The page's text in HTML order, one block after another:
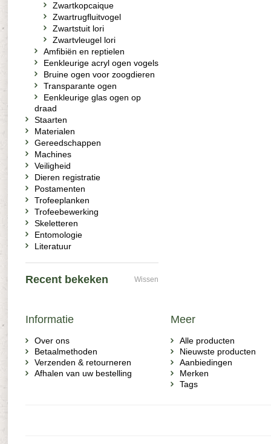
Zwartkopcaique
Zwartrugfluitvogel
Zwartstuit lori
Zwartvleugel lori
Amfibiën en reptielen
Eenkleurige acryl ogen vogels
Bruine ogen voor zoogdieren
Transparante ogen
Eenkleurige glas ogen op
draad
Staarten
Materialen
Gereedschappen
Machines
Veiligheid
Dieren registratie
Postamenten
Trofeeplanken
Trofeebewerking
Skeletteren
Entomologie
Literatuur
Recent bekeken Wissen
Informatie
Over ons
Betaalmethoden
Verzenden & retourneren
Afhalen van uw bestelling
Meer
Alle producten
Nieuwste producten
Aanbiedingen
Merken
Tags